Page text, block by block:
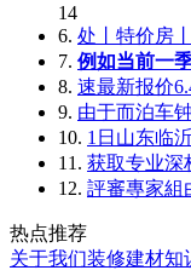
14
6. 处丨特价房
7. 例如当前一
8. 速最新报价
9. 由于而泊车
10. 1日山东临
11. 获取专业深
12. 評審專家組
热点推荐
关于我们装修建材知